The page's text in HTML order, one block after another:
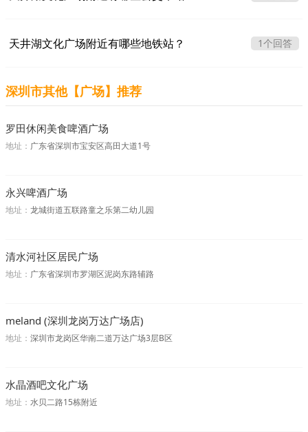
天井湖文化广场附近有哪些地铁站？ 1个回答
深圳市其他【广场】推荐
罗田休闲美食啤酒广场
地址： 广东省深圳市宝安区高田大道1号
永兴啤酒广场
地址： 龙城街道五联路童之乐第二幼儿园
清水河社区居民广场
地址： 广东省深圳市罗湖区泥岗东路辅路
meland (深圳龙岗万达广场店)
地址： 深圳市龙岗区华南二道万达广场3层B区
水晶酒吧文化广场
地址： 水贝二路15栋附近